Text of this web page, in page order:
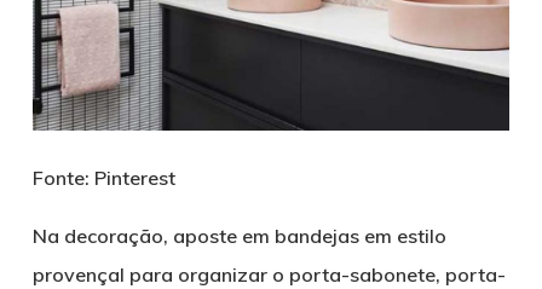
Fonte: Pinterest
Na decoração, aposte em bandejas em estilo
provençal para organizar o porta-sabonete, porta-